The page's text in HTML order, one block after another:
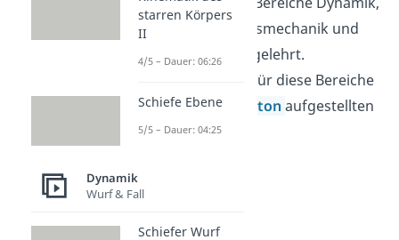
Statik, Strömungsmechanik und
Festigkeitslehre gelehrt.
Grundlegenden für diese Bereiche
sind die von
Newton aufgestellten
Axiome.
starren Körpers
II
4/5 – Dauer: 06:26
Schiefe Ebene
5/5 – Dauer: 04:25
Dynamik
Wurf & Fall
Schiefer Wurf